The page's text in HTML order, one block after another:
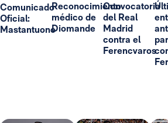
Comunicado
Oficial:
Mastantuono
Reconocimiento
médico de
Diomande
Convocatoria
del Real
Madrid
contra el
Ferencvaros